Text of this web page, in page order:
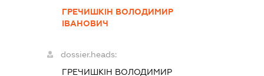
ГРЕЧИШКІН ВОЛОДИМИР
ІВАНОВИЧ
dossier.heads:
ГРЕЧИШКІН ВОЛОДИМИР